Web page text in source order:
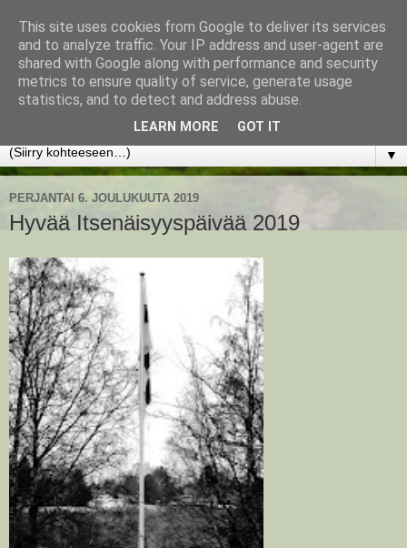
www.jyrkikokko.fi
Uusi Suunta - Jokainen hetki tarjoaa tilaisuuden muuttaa
▼
PERJANTAI 6. JOULUKUUTA 2019
Hyvää Itsenäisyyspäivää 2019
This site uses cookies from Google to deliver its services
and to analyze traffic. Your IP address and user-agent are
shared with Google along with performance and security
metrics to ensure quality of service, generate usage
statistics, and to detect and address abuse.
LEARN MORE GOT IT